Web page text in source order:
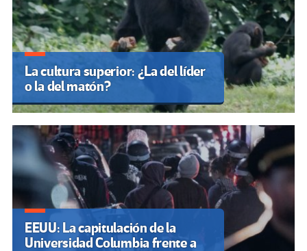
La cultura superior: ¿La del líder
o la del matón?
EEUU: La capitulación de la
Universidad Columbia frente a